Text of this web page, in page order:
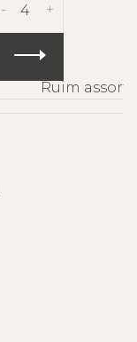
+
-
Ruim